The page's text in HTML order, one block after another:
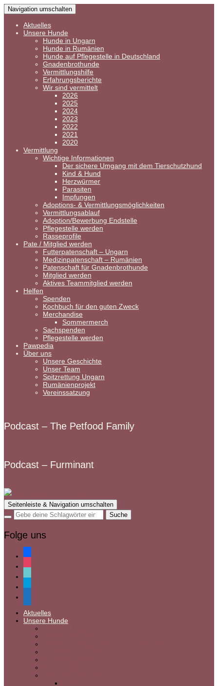
Navigation umschalten
Aktuelles
Unsere Hunde
Hunde in Ungarn
Hunde in Rumänien
Hunde auf Pflegestelle in Deutschland
Gnadenbrothunde
Vermittlungshilfe
Erfahrungsberichte
Wir sind vermittelt
2026
2025
2024
2023
2022
2021
2020
Vermittlung
Wichtige Informationen
Der sichere Umgang mit dem Tierschutzhund
Kind & Hund
Herzwürmer
Parasiten
Impfungen
Adoptions- & Vermittlungsmöglichkeiten
Vermittlungsablauf
Adoption/Bewerbung Endstelle
Pflegestelle werden
Rasseprofile
Pate / Mitglied werden
Futterpatenschaft – Ungarn
Medizinpatenschaft – Rumänien
Patenschaft für Gnadenbrothunde
Mitglied werden
Aktives Teammitglied werden
Helfen
Spenden
Kochbuch für den guten Zweck
Merchandise
Sommermerch
Sachspenden
Pflegestelle werden
Pawpedia
Über uns
Unsere Geschichte
Unser Team
Spitzrettung Ungarn
Rumänienprojekt
Vereinssatzung
Podcast – The Petfood Family
Podcast – Furminant
Seitenleiste & Navigation umschalten
Folge uns
Aktuelles
Unsere Hunde